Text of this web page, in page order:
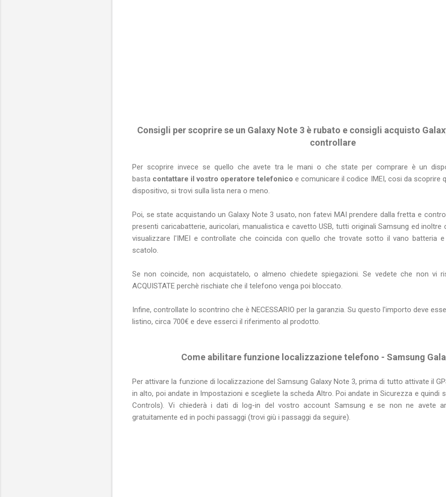
Consigli per scoprire se un Galaxy Note 3 è rubato e consigli acquisto
controllare
Per scoprire invece se quello che avete tra le mani o che state per comprare è un
basta contattare il vostro operatore telefonico e comunicare il codice IMEI, cosi da scoprire
dispositivo, si trovi sulla lista nera o meno.
Poi, se state acquistando un Galaxy Note 3 usato, non fatevi MAI prendere dalla fretta e
presenti caricabatterie, auricolari, manualistica e cavetto USB, tutti originali Samsung ed
visualizzare l'IMEI e controllate che coincida con quello che trovate sotto il vano batteria
scatolo.
Se non coincide, non acquistatelo, o almeno chiedete spiegazioni. Se vedete che non vi
ACQUISTATE perchè rischiate che il telefono venga poi bloccato.
Infine, controllate lo scontrino che è NECESSARIO per la garanzia. Su questo l'importo deve
listino, circa 700€ e deve esserci il riferimento al prodotto.
Come abilitare funzione localizzazione telefono - Samsung
Per attivare la funzione di localizzazione del Samsung Galaxy Note 3, prima di tutto attivate il
in alto, poi andate in Impostazioni e scegliete la scheda Altro. Poi andate in Sicurezza e quindi
Controls). Vi chiederà i dati di log-in del vostro account Samsung e se non ne avete
gratuitamente ed in pochi passaggi (trovi giù i passaggi da seguire).